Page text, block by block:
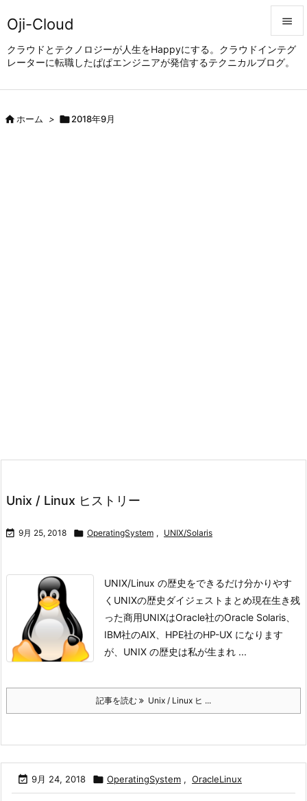
Oji-Cloud
クラウドとテクノロジーが人生をHappyにする。クラウドインテグ
レーターに転職したぱぱエンジニアが発信するテクニカルブログ。


メニュ
ホーム > 2018年9月
Unix / Linux ヒストリー
 9月 25, 2018  OperatingSystem , UNIX/Solaris
UNIX/Linux の歴史をできるだけ分かりやす
くUNIXの歴史ダイジェストまとめ現在生き残
った商用UNIXはOracle社のOracle Solaris、
IBM社のAIX、HPE社のHP-UX になります
が、UNIX の歴史は私が生まれ ...
記事を読む Unix / Linux ヒ ...
 9月 24, 2018  OperatingSystem , OracleLinux